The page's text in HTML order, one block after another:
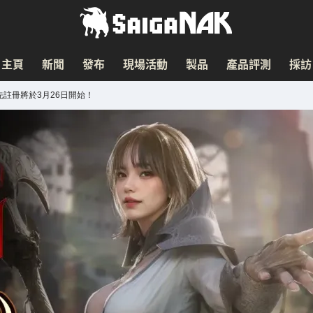
主頁 新聞 發布 現場活動 製品 產品評測 採訪
冊將於3月26日開始！